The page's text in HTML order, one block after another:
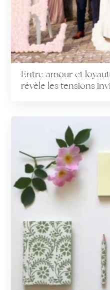
Entre amour et
révèle les tensions